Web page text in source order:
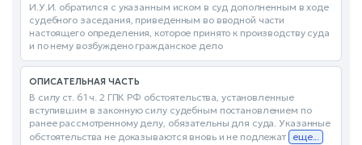
И.У.И. обратился с указанным иском в суд дополненным в ходе
судебного заседания, приведенным во вводной части
настоящего определения, которое принято к производству суда
и по нему возбуждено гражданское дело
ОПИСАТЕЛЬНАЯ ЧАСТЬ
В силу ст. 61 ч. 2 ГПК РФ обстоятельства, установленные
вступившим в законную силу судебным постановлением по
ранее рассмотренному делу, обязательны для суда. Указанные
обстоятельства не доказываются вновь и не подлежат еще...